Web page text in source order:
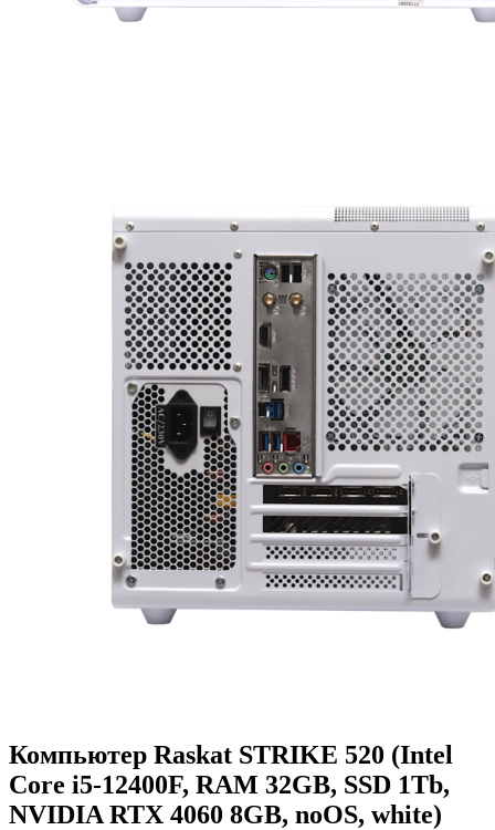
Компьютер Raskat STRIKE 520 (Intel
Core i5-12400F, RAM 32GB, SSD 1Tb,
NVIDIA RTX 4060 8GB, noOS, white)